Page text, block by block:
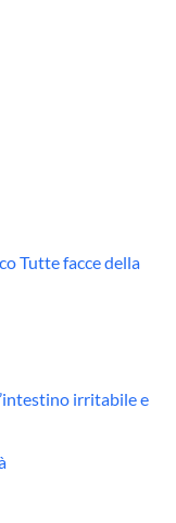
Tutte facce della
irritabile e